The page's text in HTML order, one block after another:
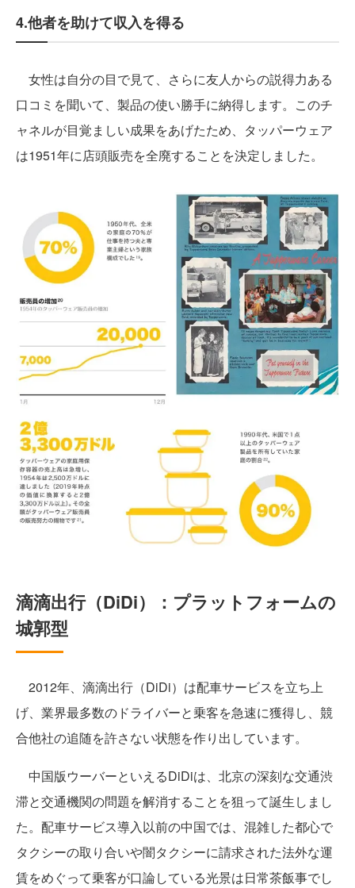
4.他者を助けて収入を得る
女性は自分の目で見て、さらに友人からの説得力ある
口コミを聞いて、製品の使い勝手に納得します。このチ
ャネルが目覚ましい成果をあげたため、タッパーウェア
は1951年に店頭販売を全廃することを決定しました。
滴滴出行（DiDi）：プラットフォームの
城郭型
2012年、滴滴出行（DiDi）は配車サービスを立ち上
げ、業界最多数のドライバーと乗客を急速に獲得し、競
合他社の追随を許さない状態を作り出しています。
中国版ウーバーといえるDiDiは、北京の深刻な交通渋
滞と交通機関の問題を解消することを狙って誕生しまし
た。配車サービス導入以前の中国では、混雑した都心で
タクシーの取り合いや闇タクシーに請求された法外な運
賃をめぐって乗客が口論している光景は日常茶飯事でし